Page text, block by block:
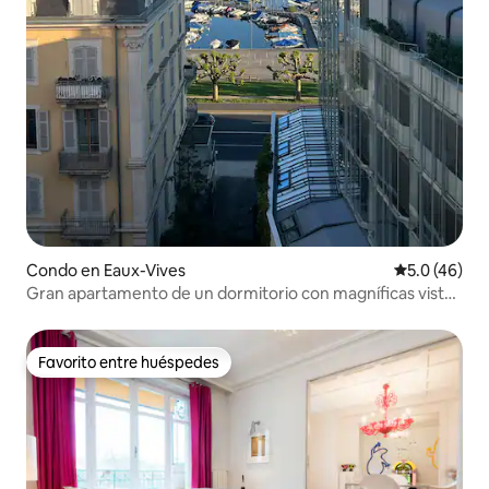
Condo en Eaux-Vives Calificación
5.0 (46)
Gran apartamento de un dormitorio con magníficas vistas
Favorito entre huéspedes
Favorito entre huéspedes